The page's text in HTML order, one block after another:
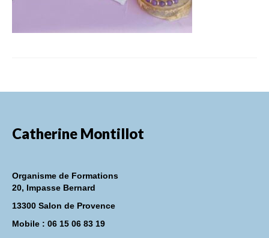
Catherine Montillot
Organisme de Formations
20, Impasse Bernard
13300 Salon de Provence
Mobile : 06 15 06 83 19